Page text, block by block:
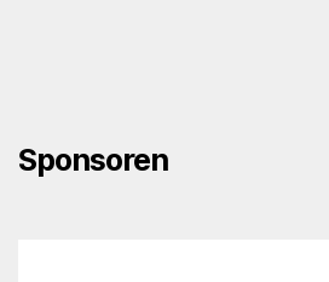
Sponsoren